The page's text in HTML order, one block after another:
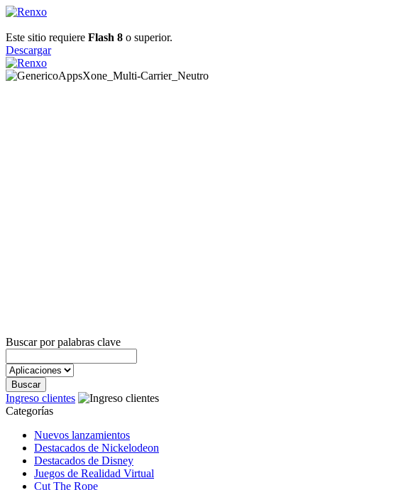
Este sitio requiere Flash 8 o superior.
Descargar
Buscar por palabras clave
Ingreso clientes
Categorías
Nuevos lanzamientos
Destacados de Nickelodeon
Destacados de Disney
Juegos de Realidad Virtual
Cut The Rope